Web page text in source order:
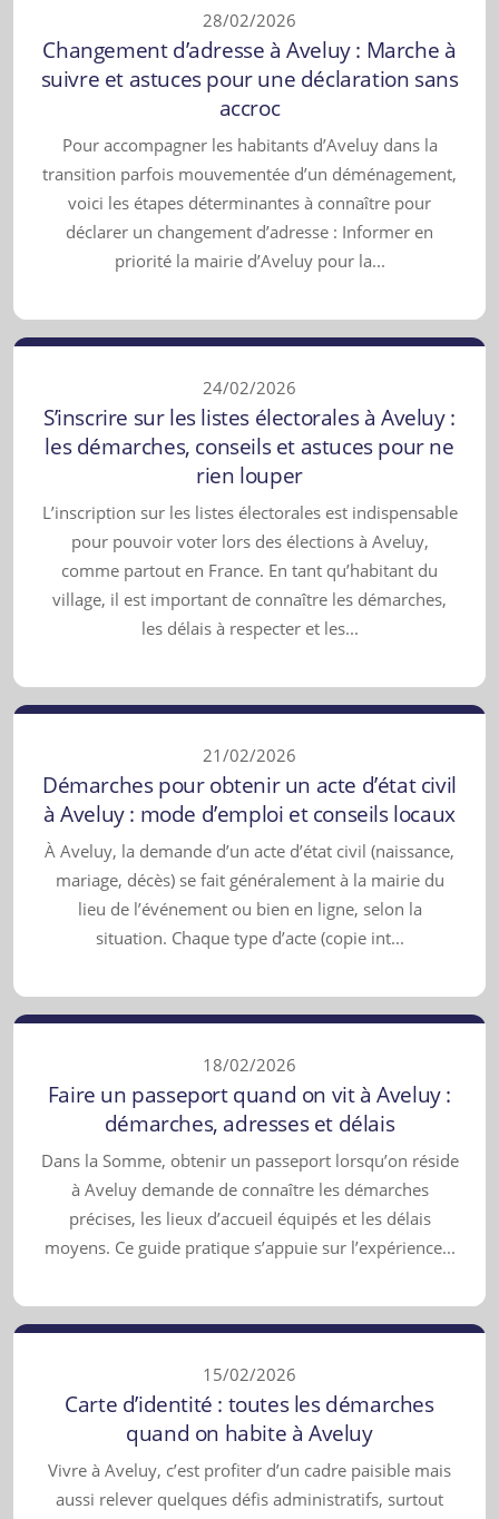
28/02/2026
Changement d’adresse à Aveluy : Marche à
suivre et astuces pour une déclaration sans
accroc
Pour accompagner les habitants d’Aveluy dans la
transition parfois mouvementée d’un déménagement,
voici les étapes déterminantes à connaître pour
déclarer un changement d’adresse : Informer en
priorité la mairie d’Aveluy pour la...
24/02/2026
S’inscrire sur les listes électorales à Aveluy :
les démarches, conseils et astuces pour ne
rien louper
L’inscription sur les listes électorales est indispensable
pour pouvoir voter lors des élections à Aveluy,
comme partout en France. En tant qu’habitant du
village, il est important de connaître les démarches,
les délais à respecter et les...
21/02/2026
Démarches pour obtenir un acte d’état civil
à Aveluy : mode d’emploi et conseils locaux
À Aveluy, la demande d’un acte d’état civil (naissance,
mariage, décès) se fait généralement à la mairie du
lieu de l’événement ou bien en ligne, selon la
situation. Chaque type d’acte (copie int...
18/02/2026
Faire un passeport quand on vit à Aveluy :
démarches, adresses et délais
Dans la Somme, obtenir un passeport lorsqu’on réside
à Aveluy demande de connaître les démarches
précises, les lieux d’accueil équipés et les délais
moyens. Ce guide pratique s’appuie sur l’expérience...
15/02/2026
Carte d’identité : toutes les démarches
quand on habite à Aveluy
Vivre à Aveluy, c’est profiter d’un cadre paisible mais
aussi relever quelques défis administratifs, surtout